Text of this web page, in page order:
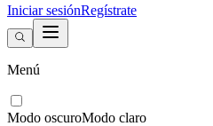
Iniciar sesiónRegístrate
Menú
Modo oscuroModo claro